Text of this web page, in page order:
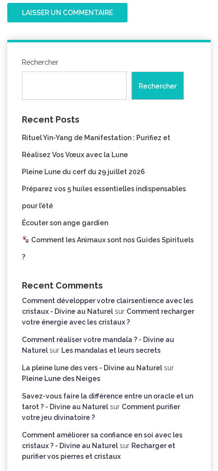
Rechercher
Rechercher
Recent Posts
Rituel Yin-Yang de Manifestation : Purifiez et
Réalisez Vos Vœux avec la Lune
Pleine Lune du cerf du 29 juillet 2026
Préparez vos 5 huiles essentielles indispensables
pour l’été
Écouter son ange gardien
Comment les Animaux sont nos Guides Spirituels
?
Recent Comments
Comment développer votre clairsentience avec les
cristaux - Divine au Naturel sur Comment recharger
votre énergie avec les cristaux ?
Comment réaliser votre mandala ? - Divine au
Naturel sur Les mandalas et leurs secrets
La pleine lune des vers - Divine au Naturel sur
Pleine Lune des Neiges
Savez-vous faire la différence entre un oracle et un
tarot ? - Divine au Naturel sur Comment purifier
votre jeu divinatoire ?
Comment améliorer sa confiance en soi avec les
cristaux ? - Divine au Naturel sur Recharger et
purifier vos pierres et cristaux